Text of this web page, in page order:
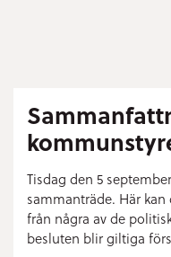
Tisdag den 5
sammanträde. Här
från några av de
besluten blir giltiga